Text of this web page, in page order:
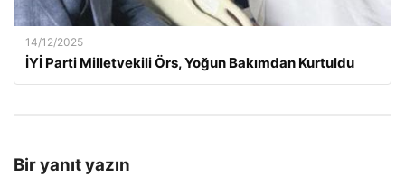
14/12/2025
İYİ Parti Milletvekili Örs, Yoğun Bakımdan Kurtuldu
Bir yanıt yazın